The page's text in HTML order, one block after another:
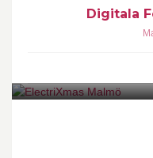
Digitala